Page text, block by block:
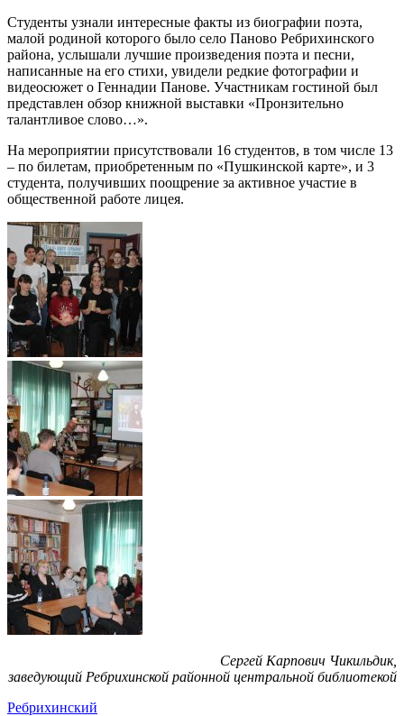
Студенты узнали интересные факты из биографии поэта,
малой родиной которого было село Паново Ребрихинского
района, услышали лучшие произведения поэта и песни,
написанные на его стихи, увидели редкие фотографии и
видеосюжет о Геннадии Панове. Участникам гостиной был
представлен обзор книжной выставки «Пронзительно
талантливое слово…».
На мероприятии присутствовали 16 студентов, в том числе 13
– по билетам, приобретенным по «Пушкинской карте», и 3
студента, получивших поощрение за активное участие в
общественной работе лицея.
Сергей Карпович Чикильдик,
заведующий Ребрихинской районной центральной библиотекой
Ребрихинский